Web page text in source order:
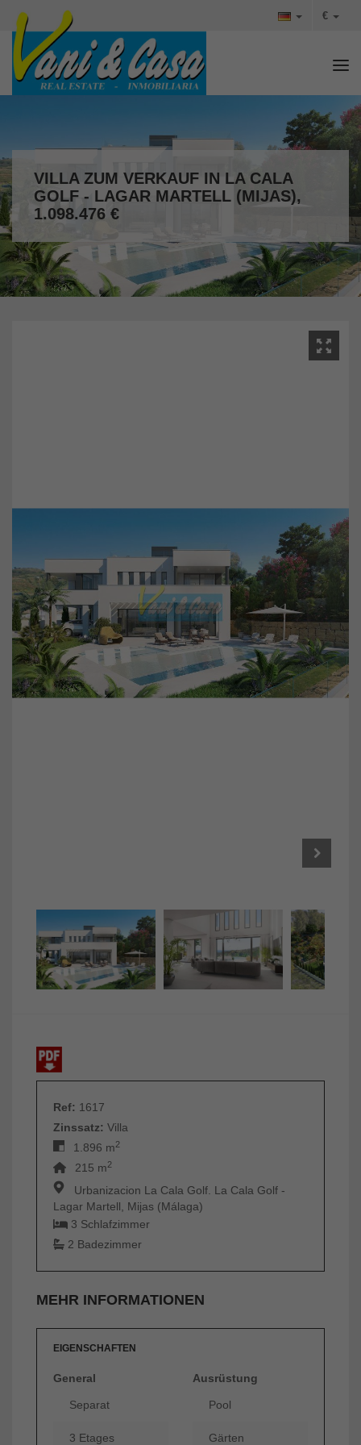
€
VILLA ZUM VERKAUF IN LA CALA
GOLF - LAGAR MARTELL (MIJAS),
1.098.476 €
Ref: 1617
Zinssatz: Villa
1.896 m2
215 m2
Urbanizacion La Cala Golf. La Cala Golf -
Lagar Martell, Mijas (Málaga)
3 Schlafzimmer
2 Badezimmer
MEHR INFORMATIONEN
EIGENSCHAFTEN
General
Separat
3 Etages
Ausrüstung
Pool
Gärten